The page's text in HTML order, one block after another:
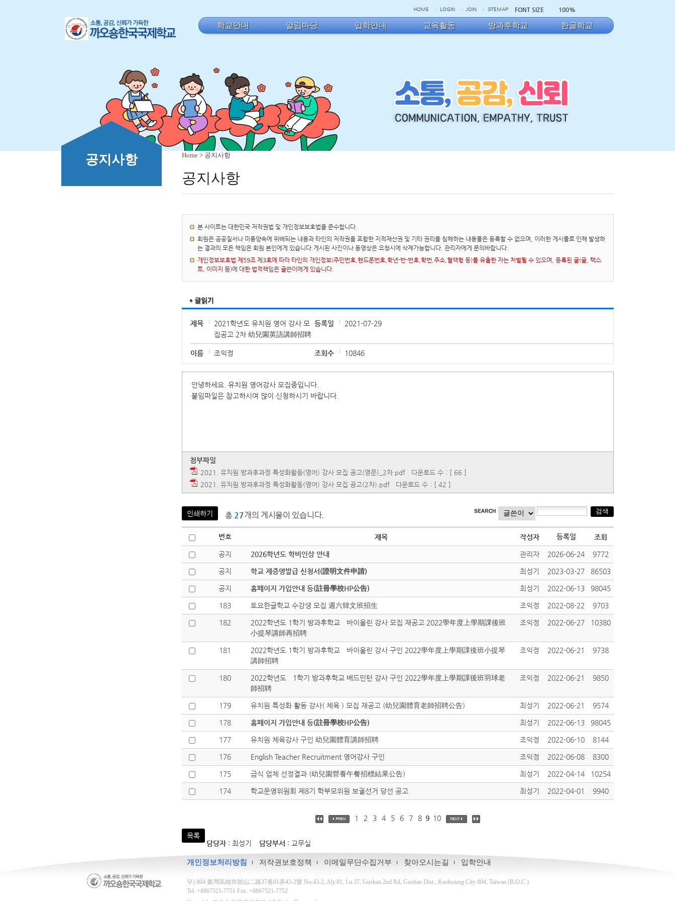
HOME LOGIN JOIN SITEMAP FONT SIZE 100%
학교안내 알림마당 입학안내 교육활동 방과후학교 한글학교
공지사항 Home > 공지사항
공지사항
본 사이트는 대한민국 저작권법 및 개인정보보호법을 준수합니다.
회원은 공공질서나 미풍양속에 위배되는 내용과 타인의 저작권을 포함한 지적재산권 및 기타 권리를 침해하는 내용물은 등록할 수 없으며, 이러한 게시물로 인해 발생하
는 결과의 모든 책임은 회원 본인에게 있습니다.게시된 사진이나 동영상은 요청시에 삭제가능합니다. 관리자에게 문의바랍니다.
개인정보보호법 제59조 제3호에 따라 타인의 개인정보(주민번호,핸드폰번호,학년-반-번호,학번,주소,혈액형 등)를 유출한 자는 처벌될 수 있으며, 등록된 글(글, 텍스
트, 이미지 등)에 대한 법적책임은 글쓴이에게 있습니다.
제목
2021학년도 유치원 영어 강사 모
집공고 2차 幼兒園英語講師招聘
등록일 2021-07-29
이름 조익정 조회수 10846
안녕하세요. 유치원 영어강사 모집중입니다.
붙임파일은 참고하시여 많이 신청하시기 바랍니다.
첨부파일
2021. 유치원 방과후과정 특성화활동(영어) 강사 모집 공고(영문)_2차.pdf 다운로드 수 : [ 66 ]
2021. 유치원 방과후과정 특성화활동(영어) 강사 모집 공고(2차).pdf 다운로드 수 : [ 42 ]
인쇄하기 총 27개의 게시물이 있습니다.
번호 제목 작성자 등록일 조회
공지 2026학년도 학비인상 안내 관리자 2026-06-24 9772
공지 학교 제증명발급 신청서(證明文件申請) 최성기 2023-03-27 86503
공지 홈페이지 가입안내 등(註冊學校HP公告) 최성기 2022-06-13 98045
183 토요한글학교 수강생 모집 週六韓文班招生 조익정 2022-08-22 9703
182
2022학년도 1학기 방과후학교 바이올린 강사 모집 재공고 2022學年度上學期課後班
小提琴講師再招聘
조익정 2022-06-27 10380
181
2022학년도 1학기 방과후학교 바이올린 강사 구인 2022學年度上學期課後班小提琴
講師招聘
조익정 2022-06-21 9738
180
2022학년도 1학기 방과후학교 배드민턴 강사 구인 2022學年度上學期課後班羽球老
師招聘
조익정 2022-06-21 9850
179 유치원 특성화 활동 강사( 체육 ) 모집 재공고 (幼兒園體育老師招聘公告) 최성기 2022-06-21 9574
178 홈페이지 가입안내 등(註冊學校HP公告) 최성기 2022-06-13 98045
177 유치원 체육강사 구인 幼兒園體育講師招聘 조익정 2022-06-10 8144
176 English Teacher Recruitment 영어강사 구인 조익정 2022-06-08 8300
175 급식 업체 선정결과 (幼兒園營養午餐招標結果公告) 최성기 2022-04-14 10254
174 학교운영위원회 제8기 학부모위원 보궐선거 당선 공고 최성기 2022-04-01 9940
1 2 3 4 5 6 7 8 9 10
목록
담당자 : 최성기 담당부서 : 교무실
개인정보처리방침 저작권보호정책 이메일무단수집거부 찾아오시는길 입학안내
우) 804 臺灣高雄市鼓山二路37巷81弄43-2號 No.43-2, Aly.81, Ln.37, Gushan 2nd Rd, Gushan Dist., Kaohsiung City 804, Taiwan (R.O.C.)
Tel. +8867521-7751 Fax. +8867521-7752